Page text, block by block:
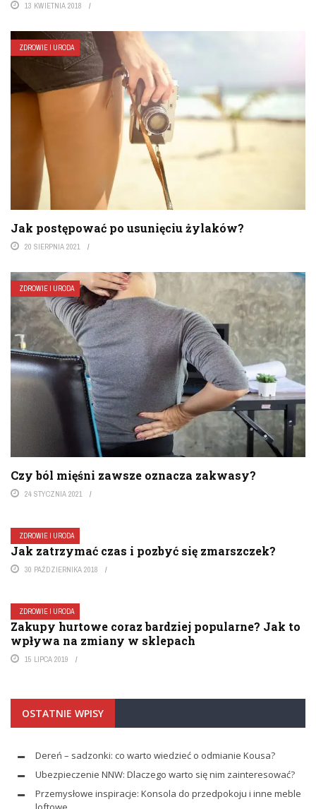
13 KWIETNIA 2018
ZDROWIE I URODA
Jak postępować po usunięciu żylaków?
20 SIERPNIA 2021
ZDROWIE I URODA
Czy ból mięśni zawsze oznacza zakwasy?
24 STYCZNIA 2021
ZDROWIE I URODA
Jak zatrzymać czas i pozbyć się zmarszczek?
30 PAŹDZIERNIKA 2018
ZDROWIE I URODA
Zakupy hurtowe coraz bardziej popularne? Jak to
wpływa na zmiany w sklepach
15 LIPCA 2019
OSTATNIE WPISY
Dereń – sadzonki: co warto wiedzieć o odmianie Kousa?
Ubezpieczenie NNW: Dlaczego warto się nim zainteresować?
Przemysłowe inspiracje: Konsola do przedpokoju i inne meble